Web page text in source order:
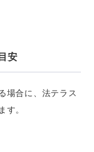
安
場合に、法テラス
す。